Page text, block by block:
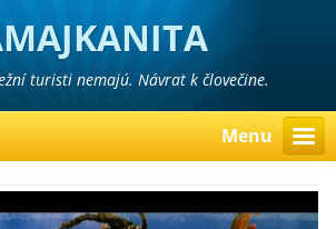
turisti nemajú. Návrat k človečine.
Menu